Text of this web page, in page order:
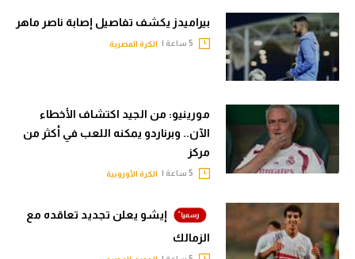
بيراميدز يكشف تفاصيل إصابة ناصر ماهر
الكرة المصرية
مورينيو: من الجيد اكتشاف الأخطاء
الآن.. وبرناردو يمكنه اللعب في أكثر من
مركز
الكرة الأوروبية
إيشو يعلن تجديد تعاقده مع
الزمالك